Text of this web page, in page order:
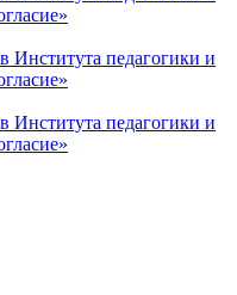
Института педагогики и
Института педагогики и